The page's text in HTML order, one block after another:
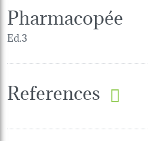
Pharmacopée
Ed.3
References